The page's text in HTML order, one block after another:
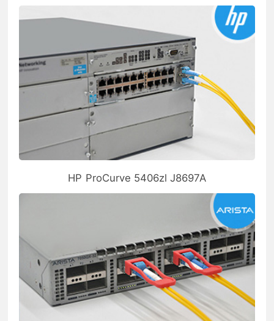
HP ProCurve 5406zl J8697A